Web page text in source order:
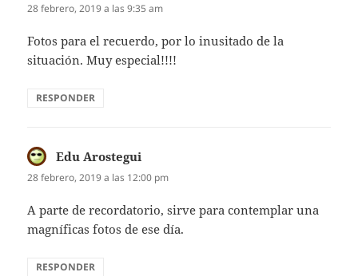
28 febrero, 2019 a las 9:35 am
Fotos para el recuerdo, por lo inusitado de la
situación. Muy especial!!!!
RESPONDER
Edu Arostegui
28 febrero, 2019 a las 12:00 pm
A parte de recordatorio, sirve para contemplar una
magníficas fotos de ese día.
RESPONDER